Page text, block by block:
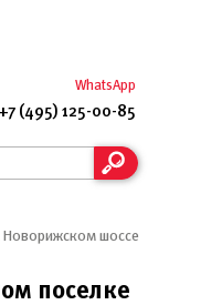
WhatsApp
+7 (495) 125-00-85
Новорижском шоссе
поселке